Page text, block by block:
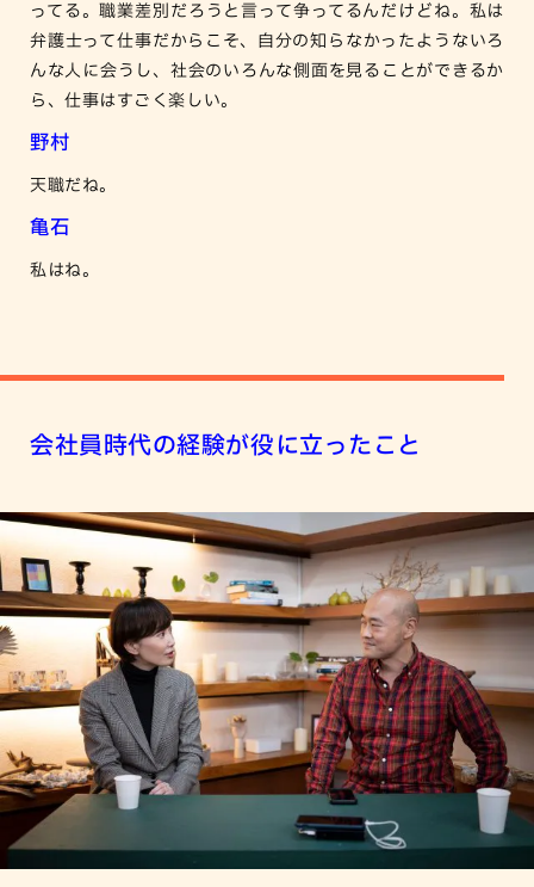
ってる。職業差別だろうと言って争ってるんだけどね。私は
弁護士って仕事だからこそ、自分の知らなかったようないろ
んな人に会うし、社会のいろんな側面を見ることができるか
ら、仕事はすごく楽しい。
野村
天職だね。
亀石
私はね。
会社員時代の経験が役に立ったこと